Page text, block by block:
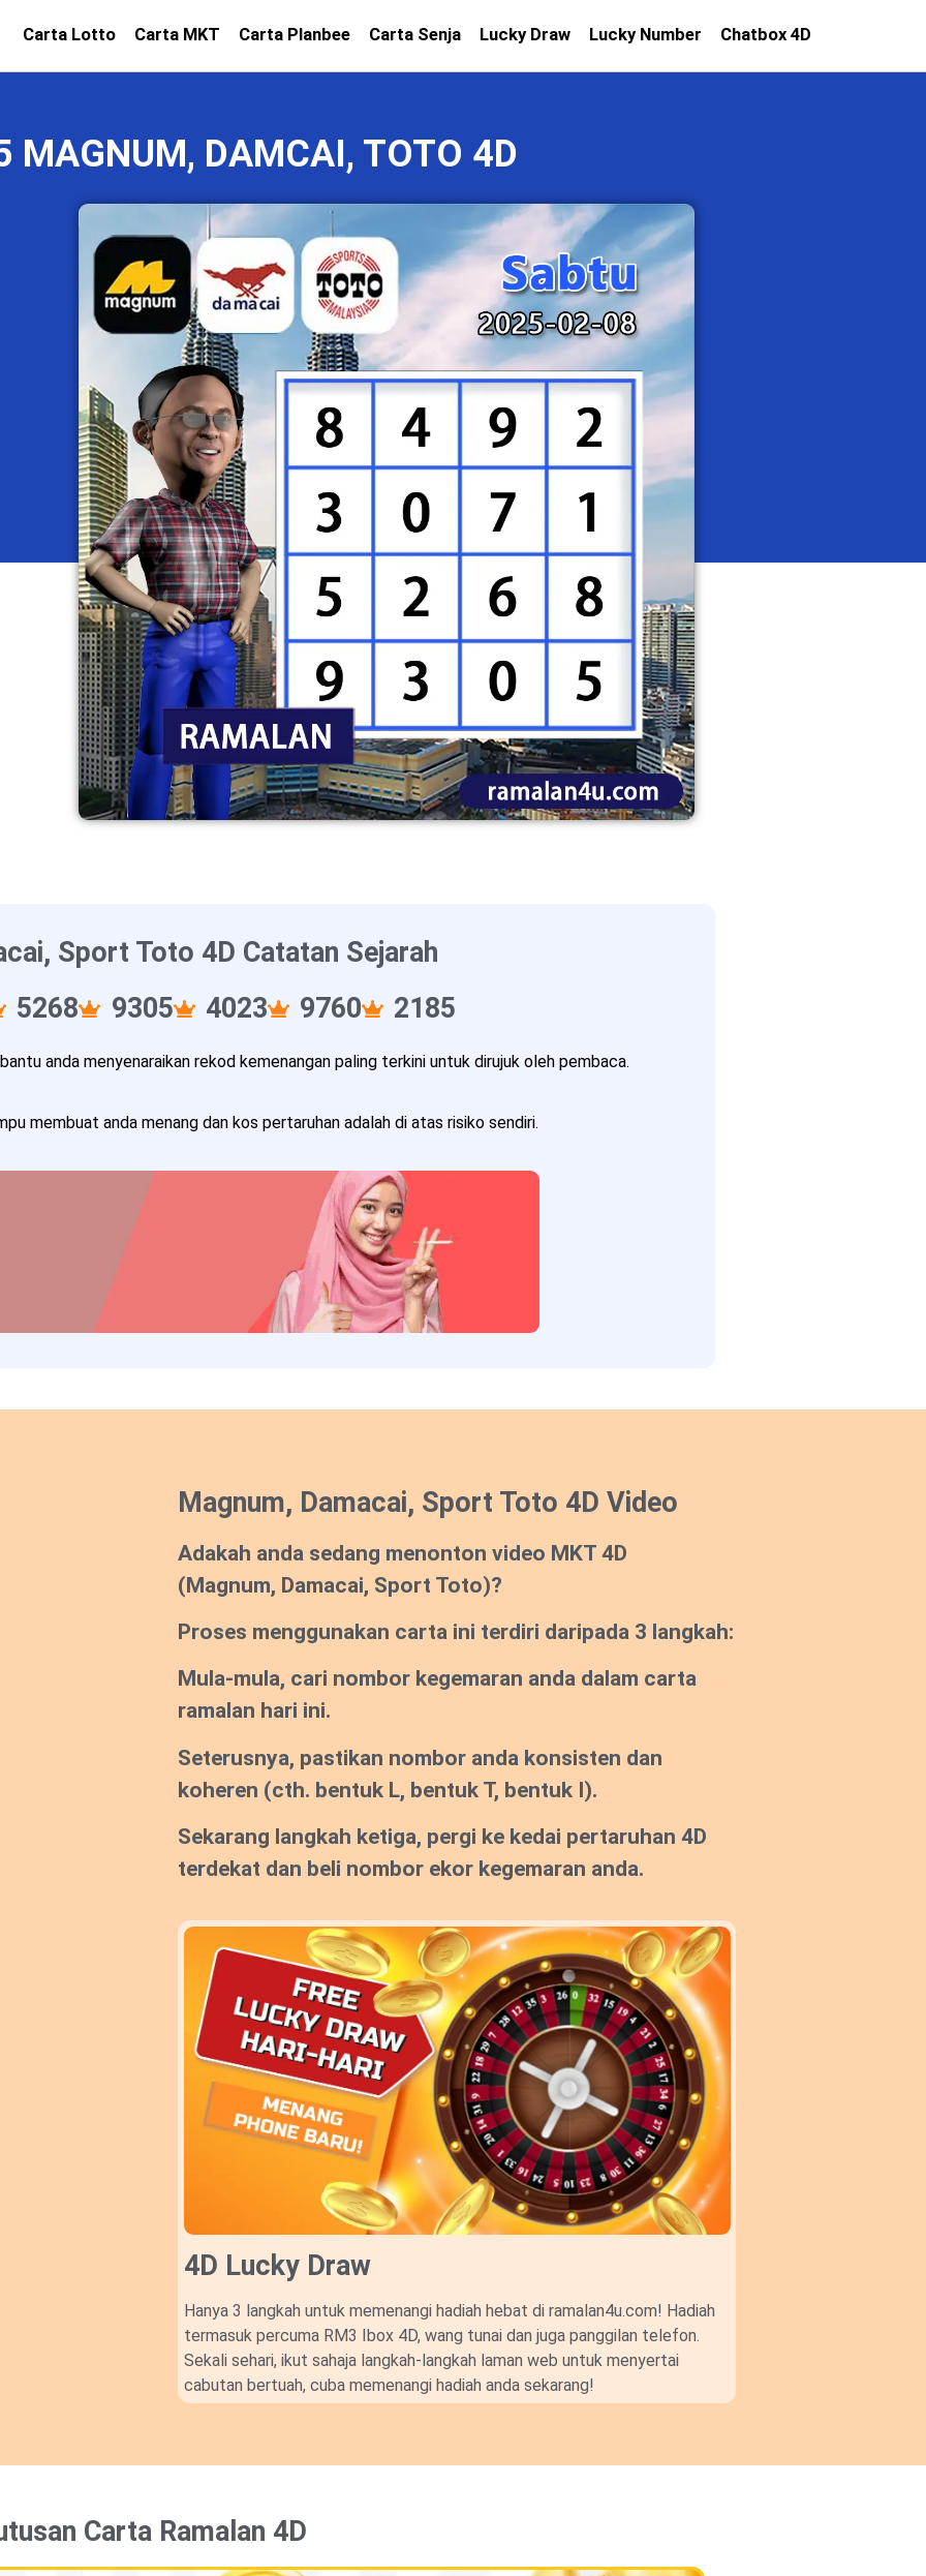
Carta Lotto Carta MKT Carta Planbee Carta Senja Lucky Draw Lucky Number Chatbox 4D
DAMCAI, TOTO 4D
Sport Toto 4D Catatan Sejarah
5268
9305 4023 9760 2185
anda menyenaraikan rekod kemenangan paling terkini untuk dirujuk oleh pembaca.
membuat anda menang dan kos pertaruhan adalah di atas risiko sendiri.
Magnum, Damacai, Sport Toto 4D Video
Adakah anda sedang menonton video MKT 4D
(Magnum, Damacai, Sport Toto)?
Proses menggunakan carta ini terdiri daripada 3 langkah:
Mula-mula, cari nombor kegemaran anda dalam carta
ramalan hari ini.
Seterusnya, pastikan nombor anda konsisten dan
koheren (cth. bentuk L, bentuk T, bentuk I).
Sekarang langkah ketiga, pergi ke kedai pertaruhan 4D
terdekat dan beli nombor ekor kegemaran anda.
4D Lucky Draw​
Hanya 3 langkah untuk memenangi hadiah hebat di ramalan4u.com! Hadiah
termasuk percuma RM3 Ibox 4D, wang tunai dan juga panggilan telefon.
Sekali sehari, ikut sahaja langkah-langkah laman web untuk menyertai
cabutan bertuah, cuba memenangi hadiah anda sekarang!
Carta Ramalan 4D